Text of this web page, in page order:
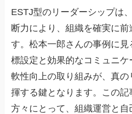
ESTJ型のリーダーシップは
断力により、組織を確実に
す。松本一郎さんの事例に見
標設定と効果的なコミュニ
軟性向上の取り組みが、真
揮する鍵となります。この
方々にとって、組織運営と